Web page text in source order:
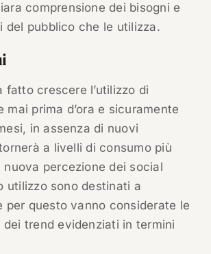
comprensione dei bisogni e
del pubblico che le utilizza.
fatto crescere l’utilizzo di
mai prima d’ora e sicuramente
in assenza di nuovi
a livelli di consumo più
nuova percezione dei social
utilizzo sono destinati a
per questo vanno considerate le
dei trend evidenziati in termini